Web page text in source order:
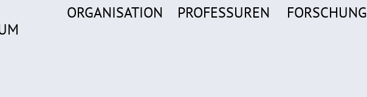
ORGANISATION PROFESSUREN FORSCHUNG